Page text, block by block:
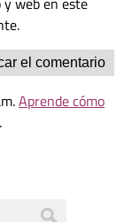
Aprende cómo
.